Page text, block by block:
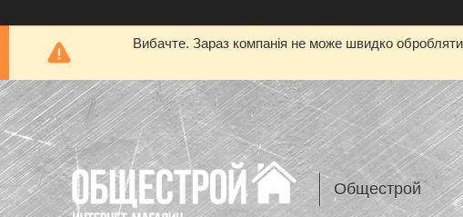
Вибачте. Зараз компанія не може швидко
Общестрой